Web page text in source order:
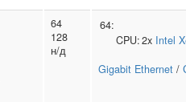
64
128
н/д
64:
CPU:2x Intel
Gigabit Ethernet /